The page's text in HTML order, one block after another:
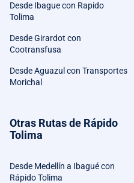
Desde Ibague con Rapido
Tolima
Desde Girardot con
Cootransfusa
Desde Aguazul con Transportes
Morichal
Otras Rutas de Rápido
Tolima
Desde Medellín a Ibagué con
Rápido Tolima